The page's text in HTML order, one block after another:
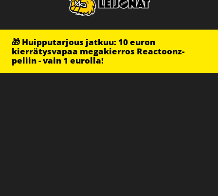
🎁 Huipputarjous jatkuu: 10 euron
kierrätysvapaa megakierros Reactoonz-
peliin - vain 1 eurolla!